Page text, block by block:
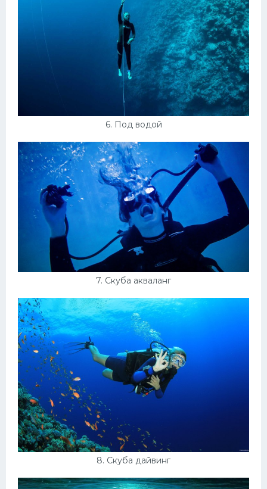
6. Под водой
7. Скуба акваланг
8. Скуба дайвинг